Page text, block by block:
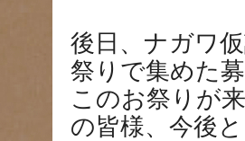
後日、ナガワ
祭りで集めた
このお祭りが
の皆様、今後